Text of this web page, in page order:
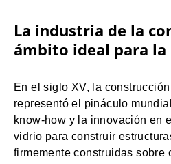
La industria de la
ámbito ideal para la
En el siglo XV, la
representó el pináculo
know-how y la innovación en
vidrio para construir
firmemente construidas sobre